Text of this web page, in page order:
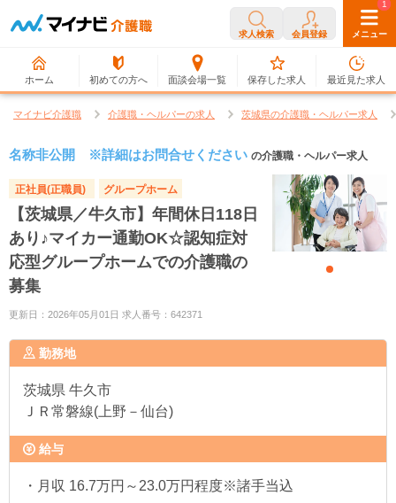
求人検索 会員登録 メニュー
ホーム 初めての方へ 面談会場一覧
0
保存した求人
1
最近見た求人
マイナビ介護職 介護職・ヘルパーの求人 茨城県の介護職・ヘルパー求人
名称非公開 ※詳細はお問合せください の介護職・ヘルパー求人
正社員(正職員) グループホーム
【茨城県／牛久市】年間休日118日
あり♪マイカー通勤OK☆認知症対
応型グループホームでの介護職の
募集
更新日：2026年05月01日 求人番号：642371
勤務地
茨城県 牛久市
ＪＲ常磐線(上野－仙台)
給与
・月収 16.7万円～23.0万円程度※諸手当込